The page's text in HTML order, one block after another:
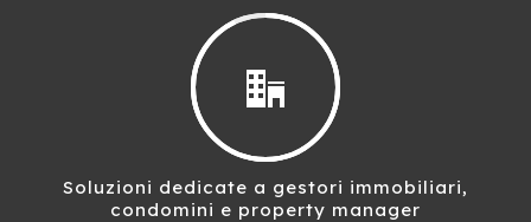
Soluzioni dedicate a gestori immobiliari,
condomini e property manager